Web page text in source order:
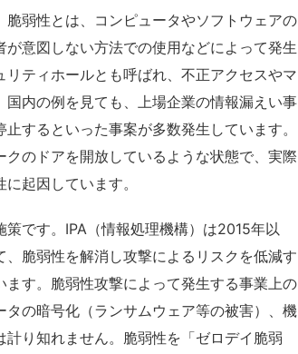
弱性とは、コンピュータやソフトウェアの
意図しない方法での使用などによって発生
ティホールとも呼ばれ、不正アクセスやマ
内の例を見ても、上場企業の情報漏えい事
するといった事案が多数発生しています。
のドアを開放しているような状態で、実際
起因しています。
です。IPA（情報処理機構）は2015年以
脆弱性を解消し攻撃によるリスクを低減す
す。脆弱性攻撃によって発生する事業上の
の暗号化（ランサムウェア等の被害）、機
り知れません。脆弱性を「ゼロデイ脆弱